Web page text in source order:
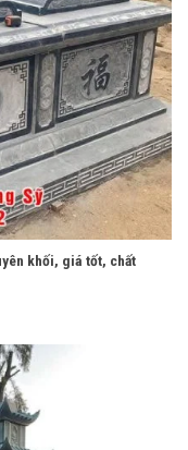
khối, giá tốt, chất